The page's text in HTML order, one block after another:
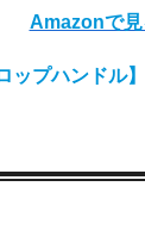
Amazonで見
ップハンドル